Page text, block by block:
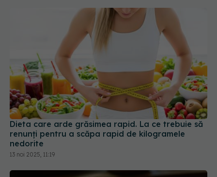
Dieta care arde grăsimea rapid. La ce trebuie să
renunți pentru a scăpa rapid de kilogramele
nedorite
13 noi 2025, 11:19